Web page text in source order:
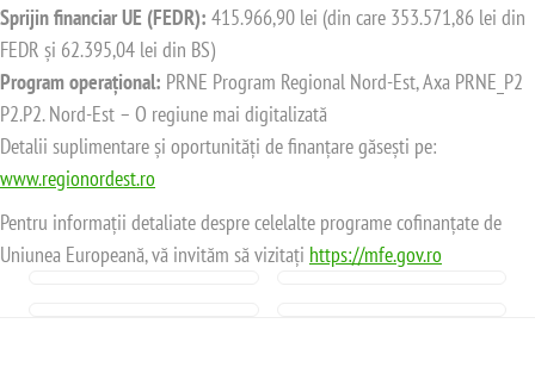
Sprijin financiar UE (FEDR): 415.966,90 lei (din care 353.571,86 lei din
FEDR și 62.395,04 lei din BS)
Program operațional: PRNE Program Regional Nord-Est, Axa PRNE_P2
P2.P2. Nord-Est – O regiune mai digitalizată
Detalii suplimentare și oportunități de finanțare găsești pe:
www.regionordest.ro
Pentru informații detaliate despre celelalte programe cofinanțate de
Uniunea Europeană, vă invităm să vizitați https://mfe.gov.ro